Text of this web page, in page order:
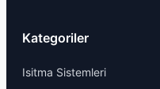
Kategoriler
Isitma Sistemleri